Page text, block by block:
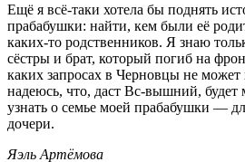
Ещё я всё-таки хотела бы поднять
прабабушки: найти, кем были её
каких-то родственников. Я знаю
сёстры и брат, который погиб на
каких запросах в Черновцы не
надеюсь, что, даст Вс-вышний,
узнать о семье моей прабабушки —
дочери.
Яэль Артёмова